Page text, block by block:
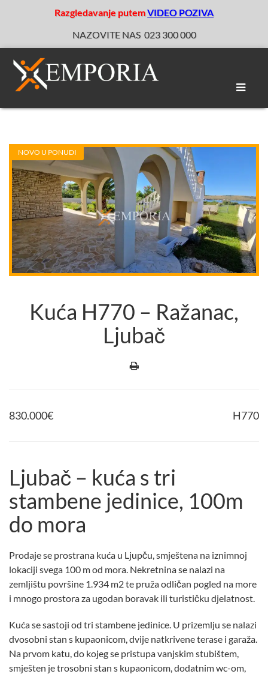
Razgledavanje putemVIDEO POZIVA
NAZOVITE NAS 023 300 000
Toggle
NOVO U PONUDI
Kuća H770 – Ražanac,
Ljubač
830.000€ H770
Ljubač – kuća s tri
stambene jedinice, 100m
do mora
Prodaje se prostrana kuća u Ljupču, smještena na iznimnoj
lokaciji svega 100 m od mora. Nekretnina se nalazi na
zemljištu površine 1.934 m2 te pruža odličan pogled na more
i mnogo prostora za ugodan boravak ili turističku djelatnost.
Kuća se sastoji od tri stambene jedinice. U prizemlju se nalazi
dvosobni stan s kupaonicom, dvije natkrivene terase i garaža.
Na prvom katu, do kojeg se pristupa vanjskim stubištem,
smješten je trosobni stan s kupaonicom, dodatnim wc-om,